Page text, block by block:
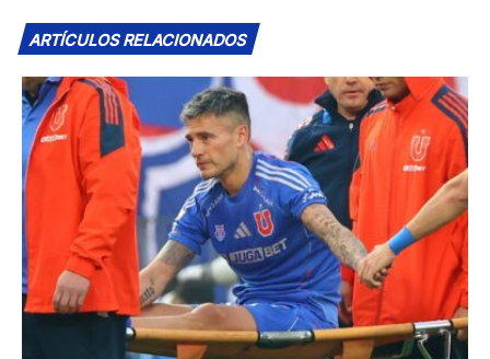
ARTÍCULOS RELACIONADOS